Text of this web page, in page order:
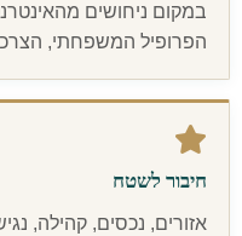
במקום ניחושים
הפרופיל המשפחתי,
חיבור לשטח
אזורים, נכסים, קהילה,